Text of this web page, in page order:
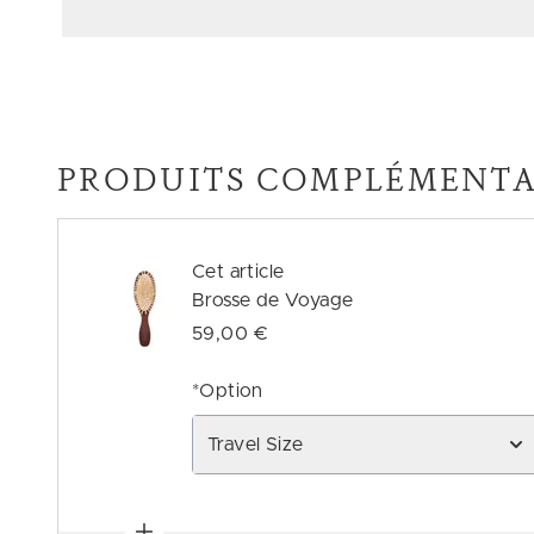
PRODUITS
Cet article
Brosse de Voyage
59,00 €
*Option
Travel Size